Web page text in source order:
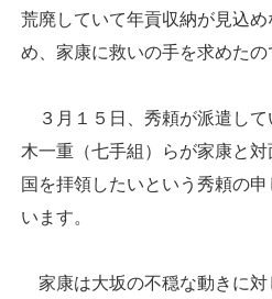
荒廃していて年貢収納が見込
め、家康に救いの手を求めたの
３月１５日、秀頼が派遣して
木一重（七手組）らが家康と
国を拝領したいという秀頼の
います。
家康は大坂の不穏な動きに対